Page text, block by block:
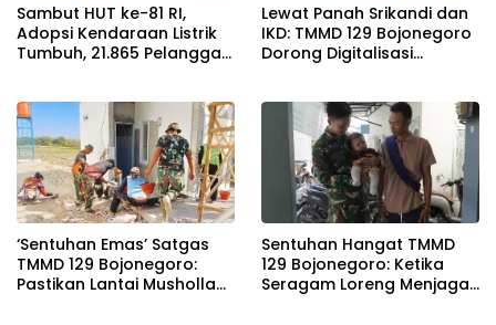
Sambut HUT ke-81 RI,
Adopsi Kendaraan Listrik
Tumbuh, 21.865 Pelanggan
pada Semester I 2026
Lewat Panah Srikandi dan
IKD: TMMD 129 Bojonegoro
Dorong Digitalisasi
‘Sentuhan Emas’ Satgas
TMMD 129 Bojonegoro:
Pastikan Lantai Musholla
Sentuhan Hangat TMMD
129 Bojonegoro: Ketika
Seragam Loreng Menjaga